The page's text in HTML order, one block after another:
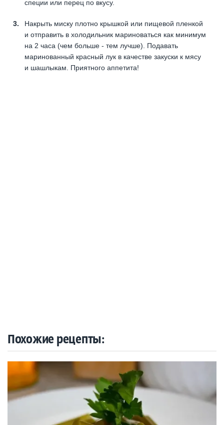
специи или перец по вкусу.
Накрыть миску плотно крышкой или пищевой пленкой
и отправить в холодильник мариноваться как минимум
на 2 часа (чем больше - тем лучше). Подавать
маринованный красный лук в качестве закуски к мясу
и шашлыкам. Приятного аппетита!
Похожие рецепты: